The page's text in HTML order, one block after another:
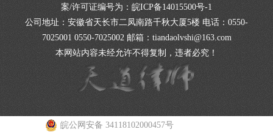
案/许可证编号为： 皖ICP备14015500号-1
公司地址：安徽省天长市二凤南路千秋大厦5楼 电话：0550-
7025001 0550-7025002 邮箱：tiandaolvshi@163.com
本网站内容未经允许不得复制，违者必究！
皖公网安备 34118102000457号